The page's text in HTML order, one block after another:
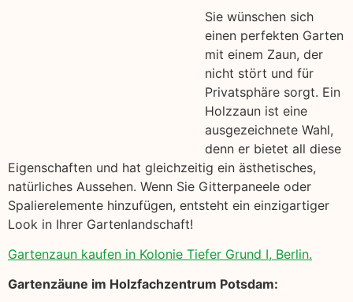
Sie wünschen sich
einen perfekten Garten
mit einem Zaun, der
nicht stört und für
Privatsphäre sorgt. Ein
Holzzaun ist eine
ausgezeichnete Wahl,
denn er bietet all diese
Eigenschaften und hat gleichzeitig ein ästhetisches,
natürliches Aussehen. Wenn Sie Gitterpaneele oder
Spalierelemente hinzufügen, entsteht ein einzigartiger
Look in Ihrer Gartenlandschaft!
Gartenzaun kaufen in Kolonie Tiefer Grund I, Berlin.
Gartenzäune im Holzfachzentrum Potsdam: